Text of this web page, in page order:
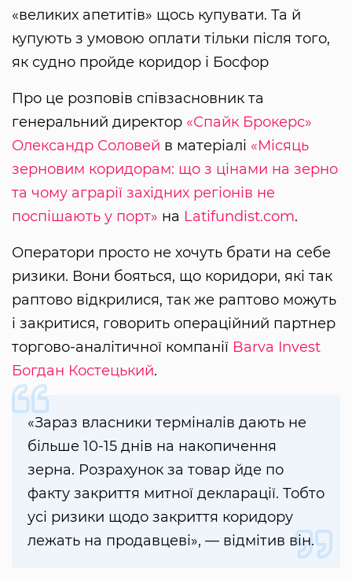
«великих апетитів» щось купувати. Та й
купують з умовою оплати тільки після того,
як судно пройде коридор і Босфор
Про це розповів співзасновник та
генеральний директор «‎Спайк Брокерс»
Олександр Соловей в матеріалі «‎Місяць
зерновим коридорам: що з цінами на зерно
та чому аграрії західних регіонів не
поспішають у порт» на Latifundist.com.‎
Оператори просто не хочуть брати на себе
ризики. Вони бояться, що коридори, які так
раптово відкрилися, так же раптово можуть
і закритися, говорить операційний партнер
торгово-аналітичної компанії Barva Invest
Богдан Костецький.
«Зараз власники терміналів дають не
більше 10-15 днів на накопичення
зерна. Розрахунок за товар йде по
факту закриття митної декларації. Тобто
усі ризики щодо закриття коридору
лежать на продавцеві», — відмітив він.